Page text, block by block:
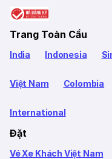
Trang Toàn Cầu
India Indonesia
Việt Nam Colombia
International
Đặt
Vé Xe Khách Việt Nam